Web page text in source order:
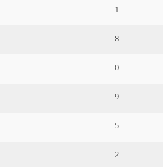
1
8
0
9
5
2